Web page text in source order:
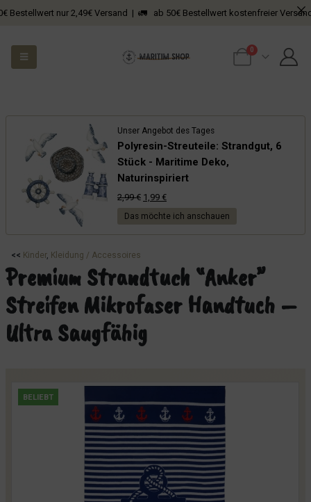
nur 2,49€ Versand | 🚛 ab 50€ Bestellwert kostenfreier Versand
0
Unser Angebot des Tages
Polyresin-Streuteile: Strandgut, 6
Stück - Maritime Deko,
Naturinspiriert
2,99€ Ursprünglicher
Preis
1,99 €Aktueller
Preis
Das möchte ich anschauen
<< Kinder, Kleidung / Accessoires
Premium Strandtuch “Anker”
Streifen Mikrofaser Handtuch –
Ultra Saugfähig
BELIEBT